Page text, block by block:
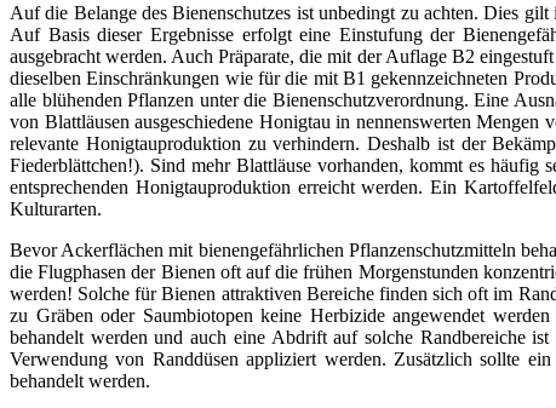
Auf die Belange des Bienenschutzes ist unbedingt zu achten. Dies
Auf Basis dieser Ergebnisse erfolgt eine Einstufung der
ausgebracht werden. Auch Präparate, die mit der Auflage B2
dieselben Einschränkungen wie für die mit B1 gekennzeichneten
alle blühenden Pflanzen unter die Bienenschutzverordnung. Eine
von Blattläusen ausgeschiedene Honigtau in nennenswerten
relevante Honigtauproduktion zu verhindern. Deshalb ist der
Fiederblättchen!). Sind mehr Blattläuse vorhanden, kommt es häufig
entsprechenden Honigtauproduktion erreicht werden. Ein
Kulturarten.
Bevor Ackerflächen mit bienengefährlichen Pflanzenschutzmitteln
die Flugphasen der Bienen oft auf die frühen Morgenstunden
werden! Solche für Bienen attraktiven Bereiche finden sich oft im
zu Gräben oder Saumbiotopen keine Herbizide angewendet
behandelt werden und auch eine Abdrift auf solche Randbereiche
Verwendung von Randdüsen appliziert werden. Zusätzlich sollte
behandelt werden.